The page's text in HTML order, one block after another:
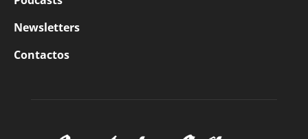
Newsletters
Contactos